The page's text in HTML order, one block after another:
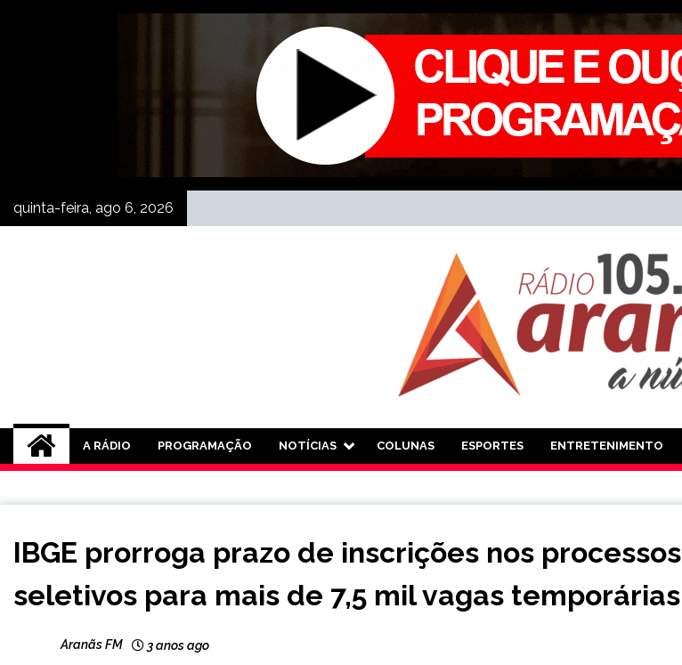
quinta-feira, ago 6, 2026
Rádio Aranãs 105.3
A RÁDIO PROGRAMAÇÃO NOTÍCIAS COLUNAS ESPORTES ENTRETENIMENTO
CAPELINHA
GERAIS
IBGE prorroga prazo de inscrições nos processos
seletivos para mais de 7,5 mil vagas temporárias
Aranãs FM 3 anos ago